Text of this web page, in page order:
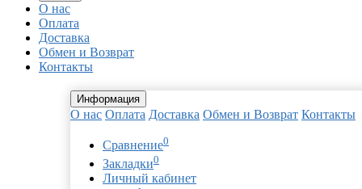
О нас
Оплата
Доставка
Обмен и Возврат
Контакты
Информация
О нас Оплата Доставка Обмен и Возврат Контакты
Сравнение0
Закладки0
Личный кабинет